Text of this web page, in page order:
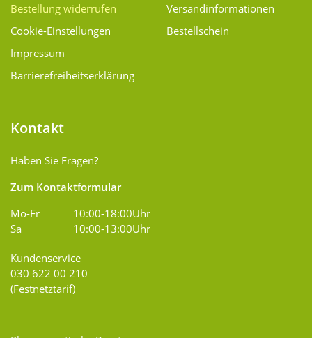
Bestellung widerrufen
Cookie-Einstellungen
Impressum
Barrierefreiheitserklärung
Versand­informationen
Bestellschein
Kontakt
Haben Sie Fragen?
Zum Kontaktformular
Mo-Fr
10:00-18:00Uhr
Sa
10:00-13:00Uhr
Kundenservice
030 622 00 210
(Festnetztarif)